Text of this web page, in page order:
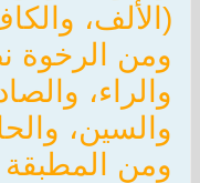
(الألف،
ومن الرخوة
والراء،
والسين،
ومن المطبقة